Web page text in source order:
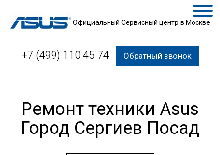
Официальный Сервисный центр в Москве
+7 (499) 110 45 74 Обратный звонок
Ремонт техники Asus
Город Сергиев Посад